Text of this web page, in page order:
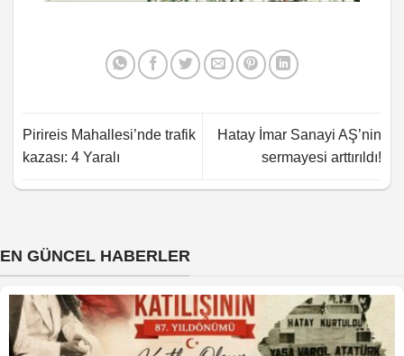
Pirireis Mahallesi’nde trafik
kazası: 4 Yaralı
Hatay İmar Sanayi AŞ’nin
sermayesi arttırıldı!
EN GÜNCEL HABERLER